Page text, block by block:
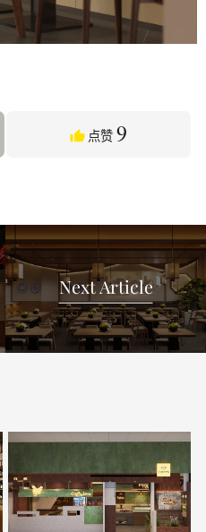
点赞 9
Next Article